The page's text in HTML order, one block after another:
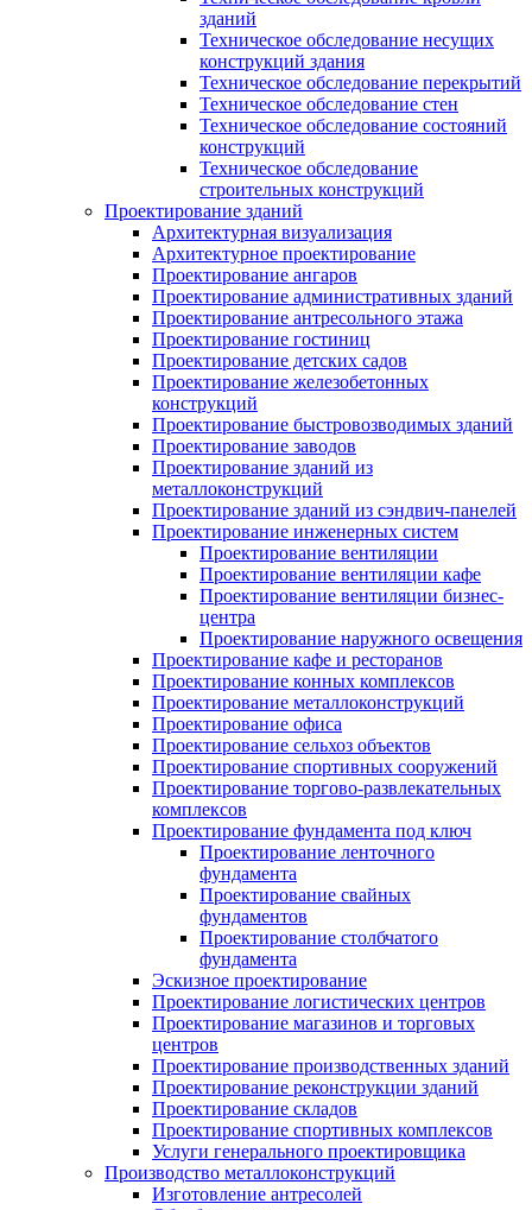
зданий
Техническое обследование несущих
конструкций здания
Техническое обследование перекрытий
Техническое обследование стен
Техническое обследование состояний
конструкций
Техническое обследование
строительных конструкций
Проектирование зданий
Архитектурная визуализация
Архитектурное проектирование
Проектирование ангаров
Проектирование административных зданий
Проектирование антресольного этажа
Проектирование гостиниц
Проектирование детских садов
Проектирование железобетонных
конструкций
Проектирование быстровозводимых зданий
Проектирование заводов
Проектирование зданий из
металлоконструкций
Проектирование зданий из сэндвич-панелей
Проектирование инженерных систем
Проектирование вентиляции
Проектирование вентиляции кафе
Проектирование вентиляции бизнес-
центра
Проектирование наружного освещения
Проектирование кафе и ресторанов
Проектирование конных комплексов
Проектирование металлоконструкций
Проектирование офиса
Проектирование сельхоз объектов
Проектирование спортивных сооружений
Проектирование торгово-развлекательных
комплексов
Проектирование фундамента под ключ
Проектирование ленточного
фундамента
Проектирование свайных
фундаментов
Проектирование столбчатого
фундамента
Эскизное проектирование
Проектирование логистических центров
Проектирование магазинов и торговых
центров
Проектирование производственных зданий
Проектирование реконструкции зданий
Проектирование складов
Проектирование спортивных комплексов
Услуги генерального проектировщика
Производство металлоконструкций
Изготовление антресолей